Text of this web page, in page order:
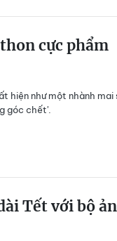
cực phẩm
hiện như một nhành mai
góc chết'.
Tết với bộ